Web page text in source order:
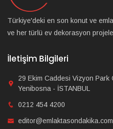
Türkiye'deki en son konut ve
ve her türlü ev dekorasyon
İletişim Bilgileri
29 Ekim Caddesi Vizyon Park
Yenibosna - İSTANBUL
0212 454 4200
editor@emlaktasondakika.com